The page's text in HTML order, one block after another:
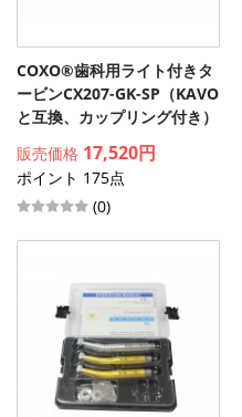
COXO®歯科用ライト付きタ
ービンCX207-GK-SP（KAVO
と互換、カップリング付き）
販売価格 17,520円
ポイント 175点
(0)